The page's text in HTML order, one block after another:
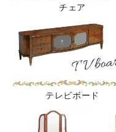
チェア
テレビボード